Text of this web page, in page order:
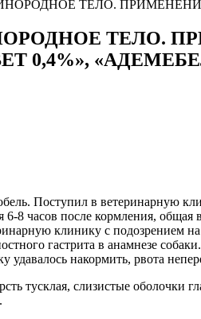
ТЕЛО. ПРИМЕНЕНИЕ
ТЕЛО.
0,4%»,
Поступил в ветеринарную
часов после кормления, общая
клинику с подозрением
гастрита в анамнезе
удавалось накормить, рвота
тусклая, слизистые оболочки